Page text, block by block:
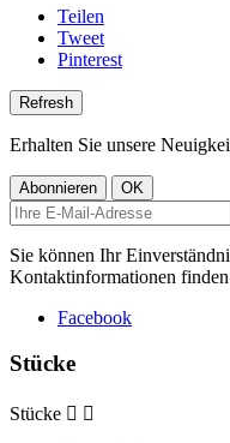
Teilen
Tweet
Pinterest
Erhalten Sie unsere
Sie können Ihr
Kontaktinformationen
Facebook
Stücke
Stücke  